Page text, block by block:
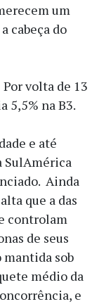
um
cabeça do
volta de 13
5,5% na B3.
e até
SulAmérica
Ainda
que a das
controlam
de seus
sob
médio da
e